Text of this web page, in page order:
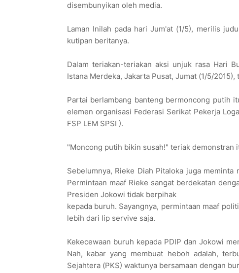
disembunyikan oleh media.
Laman Inilah pada hari Jum'at (1/5), merilis
kutipan beritanya.
Dalam teriakan-teriakan aksi unjuk rasa Hari
Istana Merdeka, Jakarta Pusat, Jumat (1/5/
Partai berlambang banteng bermoncong putih
elemen organisasi Federasi Serikat Pekerja
FSP LEM SPSI ).
"Moncong putih bikin susah!" teriak demonstran
Sebelumnya, Rieke Diah Pitaloka juga
Permintaan maaf Rieke sangat berdekatan
Presiden Jokowi tidak berpihak
kepada buruh. Sayangnya, permintaan maaf
lebih dari lip servive saja.
Kekecewaan buruh kepada PDIP dan Jokowi
Nah, kabar yang membuat heboh adalah,
Sejahtera (PKS) waktunya bersamaan dengan